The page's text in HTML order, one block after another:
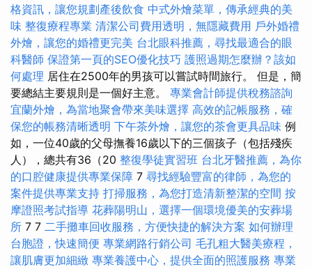
格資訊，讓您規劃產後飲食 中式外燴菜單，傳承經典的美
味 整復療程專業 清潔公司費用透明，無隱藏費用 戶外婚禮
外燴，讓您的婚禮更完美 台北眼科推薦，尋找最適合的眼
科醫師 保證第一頁的SEO優化技巧 護照過期怎麼辦？該如
何處理 居住在2500年的男孩可以嘗試時間旅行。 但是，簡
要總結主要規則是一個好主意。 專業會計師提供稅務諮詢
宜蘭外燴，為當地聚會帶來美味選擇 高效的記帳服務，確
保您的帳務清晰透明 下午茶外燴，讓您的茶會更具品味 例
如，一位40歲的父母撫養16歲以下的三個孩子（包括殘疾
人），總共有36（20 整復學徒實習班 台北牙醫推薦，為你
的口腔健康提供專業保障 7 尋找經驗豐富的律師，為您的
案件提供專業支持 打掃服務，為您打造清新整潔的空間 按
摩證照考試指導 花葬陽明山，選擇一個環境優美的安葬場
所 7 7 二手攤車回收服務，方便快捷的解決方案 如何辦理
台胞證，快速簡便 專業網路行銷公司 毛孔粗大醫美療程，
讓肌膚更加細緻 專業養護中心，提供全面的照護服務 專業